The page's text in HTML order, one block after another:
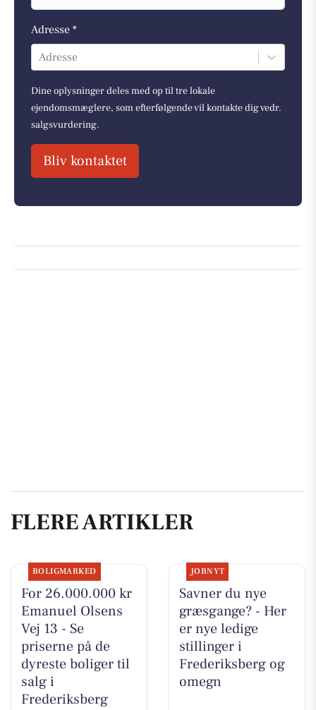
Adresse *
Adresse
Dine oplysninger deles med op til tre lokale
ejendomsmæglere, som efterfølgende vil kontakte dig vedr.
salgsvurdering.
Bliv kontaktet
FLERE ARTIKLER
BOLIGMARKED
For 26.000.000 kr
Emanuel Olsens
Vej 13 - Se
priserne på de
dyreste boliger til
salg i
Frederiksberg
JOBNYT
Savner du nye
græsgange? - Her
er nye ledige
stillinger i
Frederiksberg og
omegn